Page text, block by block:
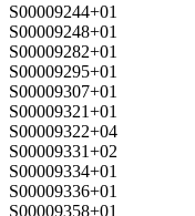
S00009244+01
S00009248+01
S00009282+01
S00009295+01
S00009307+01
S00009321+01
S00009322+04
S00009331+02
S00009334+01
S00009336+01
S00009358+01